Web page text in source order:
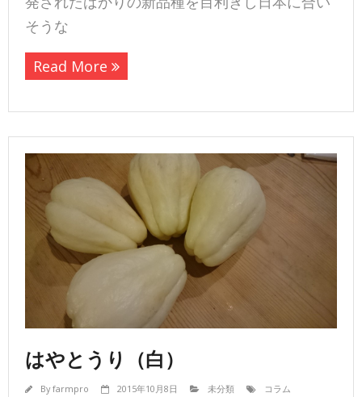
そうな
Read More
はやとうり（白）
Byfarmpro 2015年10月8日 未分類 コラム